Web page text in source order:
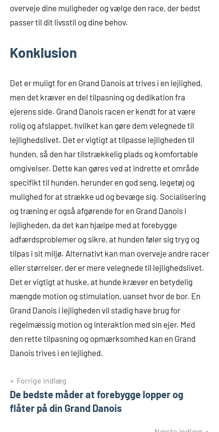
overveje dine muligheder og vælge den race, der bedst
passer til dit livsstil og dine behov.
Konklusion
Det er muligt for en Grand Danois at trives i en lejlighed,
men det kræver en del tilpasning og dedikation fra
ejerens side. Grand Danois racen er kendt for at være
rolig og afslappet, hvilket kan gøre dem velegnede til
lejlighedslivet. Det er vigtigt at tilpasse lejligheden til
hunden, så den har tilstrækkelig plads og komfortable
omgivelser. Dette kan gøres ved at indrette et område
specifikt til hunden, herunder en god seng, legetøj og
mulighed for at strække ud og bevæge sig. Socialisering
og træning er også afgørende for en Grand Danois i
lejligheden, da det kan hjælpe med at forebygge
adfærdsproblemer og sikre, at hunden føler sig tryg og
tilpas i sit miljø. Alternativt kan man overveje andre racer
eller størrelser, der er mere velegnede til lejlighedslivet.
Det er vigtigt at huske, at hunde kræver en betydelig
mængde motion og stimulation, uanset hvor de bor. En
Grand Danois i lejligheden vil stadig have brug for
regelmæssig motion og interaktion med sin ejer. Med
den rette tilpasning og opmærksomhed kan en Grand
Danois trives i en lejlighed.
Indlægsnavigation
Forrige indlæg
De bedste måder at forebygge lopper og
flåter på din Grand Danois